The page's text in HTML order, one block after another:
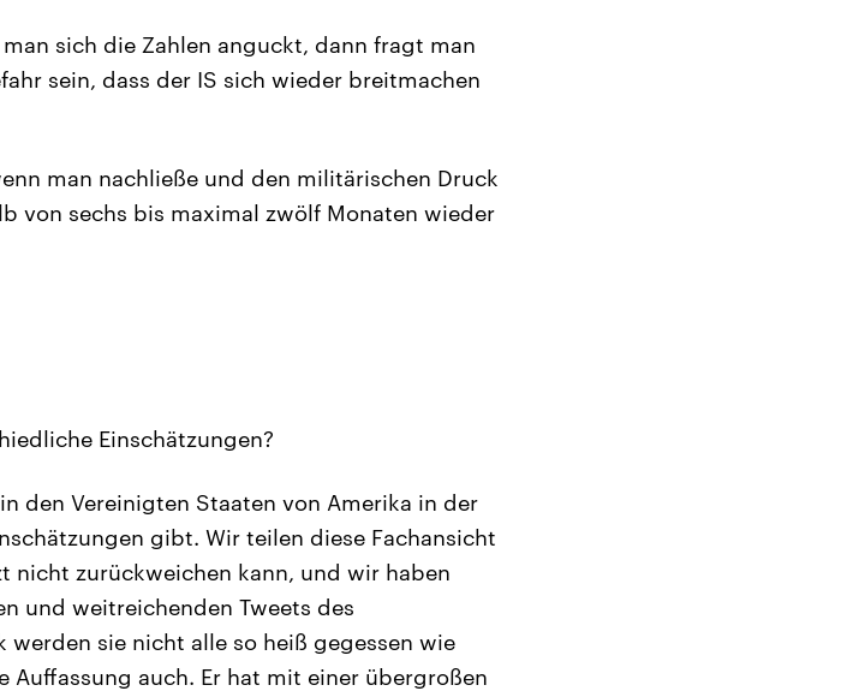
sich die Zahlen anguckt, dann fragt man
sein, dass der IS sich wieder breitmachen
man nachließe und den militärischen Druck
von sechs bis maximal zwölf Monaten wieder
Einschätzungen?
den Vereinigten Staaten von Amerika in der
gibt. Wir teilen diese Fachansicht
nicht zurückweichen kann, und wir haben
und weitreichenden Tweets des
sie nicht alle so heiß gegessen wie
auch. Er hat mit einer übergroßen